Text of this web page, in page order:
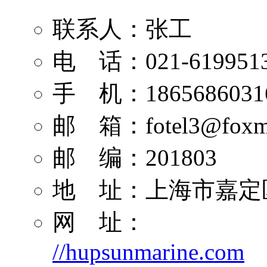
联系人：张工
电 话：021-
手 机：
邮 箱：
邮 编：201803
地 址：上海市嘉定
网 址：
//hupsunmarine.com